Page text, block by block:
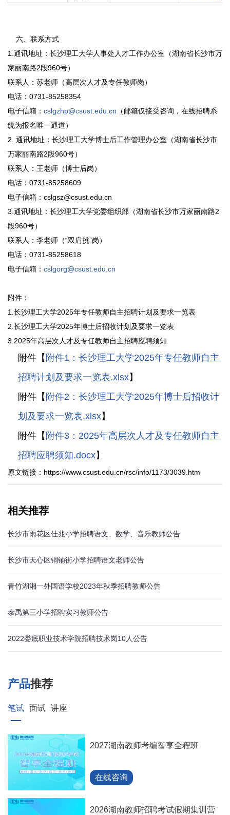
六、联系方式
1.通讯地址：长沙理工大学人事处人才工作办公室（湖南省长沙市万
家丽南路2段960号）
联系人：苏老师（高层次人才及专任教师岗）
电话：0731-85258354
电子信箱： cslgzhp@csust.edu.cn （邮箱仅接受咨询，在线招聘系
统为报名唯一通道）
2. 通讯地址：长沙理工大学博士后工作管理办公室（湖南省长沙市
万家丽南路2段960号）
联系人：王老师（博士后岗）
电话：0731-85258609
电子信箱：cslgsz@csust.edu.cn
3.通讯地址：长沙理工大学党委组织部（湖南省长沙市万家丽南路2
段960号）
联系人：李老师（“双肩挑”岗）
电话：0731-85258618
电子信箱： cslgorg@csust.edu.cn
附件：
1.长沙理工大学2025年专任教师自主招聘计划及要求一览表
2.长沙理工大学2025年博士后招收计划及要求一览表
3.2025年高层次人才及专任教师自主招聘应聘须知
附件【 附件1：长沙理工大学2025年专任教师自主
招聘计划及要求一览表.xlsx】
附件【 附件2：长沙理工大学2025年博士后招收计
划及要求一览表.xlsx】
附件【 附件3：2025年高层次人才及专任教师自主
招聘应聘须知.docx】
原文链接：https://www.csust.edu.cn/rsc/info/1173/3039.htm
相关推荐
长沙市雨花区佳兆小学招聘语文、数学、音乐教师公告
长沙市天心区铜铺街小学招聘语文老师公告
青竹湖湘一外国语学校2023年秋季招聘教师公告
泰禹第三小学招聘实习教师公告
2022娄底职业技术学院招聘技术岗10人公告
产品推荐
笔试 面试 讲座
2027湖南教师考编智享全程班
在线咨询
2026湖南教师招聘考试假期集训营